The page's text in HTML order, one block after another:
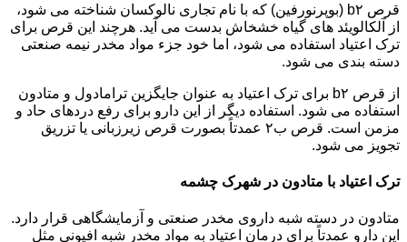
قرص b۲ (بوپرنورفین) که با نام تجاری نالوکسان شناخته می شود،
از آلکالویئد های گیاه خشخاش بدست می آید. هرچند این قرص برای
ترک اعتیاد استفاده می شود، اما خود جزء مواد مخدر نیمه صنعتی
دسته بندی می شود.
از قرص b۲ برای ترک اعتیاد به عنوان جایگزین ترامادول و متادون
استفاده می شود. استفاده دیگر از این دارو برای رفع دردهای حاد و
مزمن است. قرص ب۲ عمدتاً بصورت قرص زیرزبانی یا تزریق
تجویز می شود.
ترک اعتیاد با متادون در شهرک چشمه
متادون در دسته شبه داروی مخدر صنعتی و آزمایشگاهی قرار دارد.
این دارو عمدتاً برای درمان اعتیاد به مواد مخدر شبه افیونی مثل